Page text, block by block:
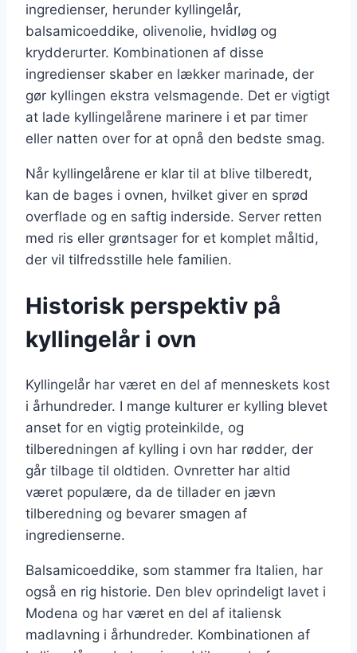
ingredienser, herunder kyllingelår,
balsamicoeddike, olivenolie, hvidløg og
krydderurter. Kombinationen af disse
ingredienser skaber en lækker marinade, der
gør kyllingen ekstra velsmagende. Det er vigtigt
at lade kyllingelårene marinere i et par timer
eller natten over for at opnå den bedste smag.
Når kyllingelårene er klar til at blive tilberedt,
kan de bages i ovnen, hvilket giver en sprød
overflade og en saftig inderside. Server retten
med ris eller grøntsager for et komplet måltid,
der vil tilfredsstille hele familien.
Historisk perspektiv på
kyllingelår i ovn
Kyllingelår har været en del af menneskets kost
i århundreder. I mange kulturer er kylling blevet
anset for en vigtig proteinkilde, og
tilberedningen af kylling i ovn har rødder, der
går tilbage til oldtiden. Ovnretter har altid
været populære, da de tillader en jævn
tilberedning og bevarer smagen af
ingredienserne.
Balsamicoeddike, som stammer fra Italien, har
også en rig historie. Den blev oprindeligt lavet i
Modena og har været en del af italiensk
madlavning i århundreder. Kombinationen af